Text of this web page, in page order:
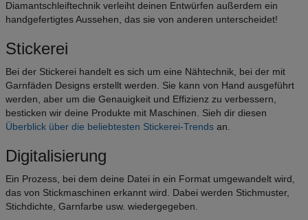
Diamantschleiftechnik verleiht deinen Entwürfen außerdem ein
handgefertigtes Aussehen, das sie von anderen unterscheidet!
Stickerei
Bei der Stickerei handelt es sich um eine Nähtechnik, bei der mit
Garnfäden Designs erstellt werden. Sie kann von Hand ausgeführt
werden, aber um die Genauigkeit und Effizienz zu verbessern,
besticken wir deine Produkte mit Maschinen. Sieh dir diesen
Überblick über die beliebtesten Stickerei-Trends an.
Digitalisierung
Ein Prozess, bei dem deine Datei in ein Format umgewandelt wird,
das von Stickmaschinen erkannt wird. Dabei werden Stichmuster,
Stichdichte, Garnfarbe usw. wiedergegeben.